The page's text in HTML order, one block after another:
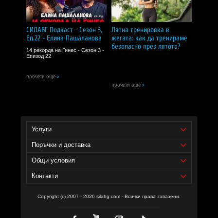
Дозировка и начин на прием:
Една доза:2 капсули;
Дози в опаковка:15;
Начин на употреба: приемайте по две капсули
сутрин и две капсули вечер с достатъчно
натурална смола от хиоска мастиха (Pistacia
Не използвайте като заместител на разнообразното
СИЛА БГ ТИЙМ!
Доставчик на продукта - И фудс ЕООД.
СИЛАБГ Подкаст - Сезон 3,
Еп.22 - Елина Пашаланова
14 рекорда на Гинес - Сезон 3 -
Епизод 22
прочети още >
Лятна тренировка в
жегата: как да тренираме
безопасно през лятото?
прочети още >
Услуги
Поръчки и доставка
Общи условия
Контакти
Copyright (c) 2007 - 2026 silabg.com - Всички права запазени.